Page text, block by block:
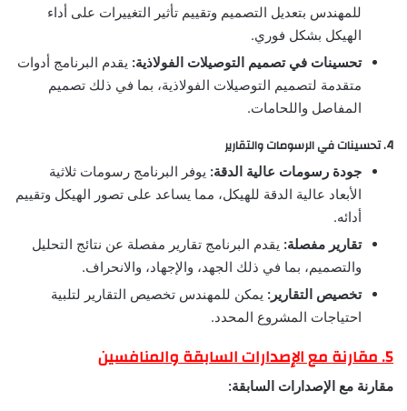
للمهندس بتعديل التصميم وتقييم تأثير التغييرات على أداء
الهيكل بشكل فوري.
تحسينات في تصميم التوصيلات الفولاذية: يقدم البرنامج أدوات
متقدمة لتصميم التوصيلات الفولاذية، بما في ذلك تصميم
المفاصل واللحامات.
4. تحسينات في الرسومات والتقارير
جودة رسومات عالية الدقة: يوفر البرنامج رسومات ثلاثية
الأبعاد عالية الدقة للهيكل، مما يساعد على تصور الهيكل وتقييم
أدائه.
تقارير مفصلة: يقدم البرنامج تقارير مفصلة عن نتائج التحليل
والتصميم، بما في ذلك الجهد، والإجهاد، والانحراف.
تخصيص التقارير: يمكن للمهندس تخصيص التقارير لتلبية
احتياجات المشروع المحدد.
5. مقارنة مع الإصدارات السابقة والمنافسين
مقارنة مع الإصدارات السابقة: